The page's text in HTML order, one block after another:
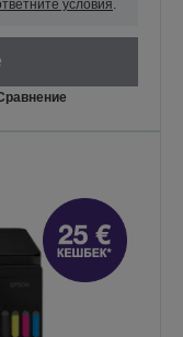
условия